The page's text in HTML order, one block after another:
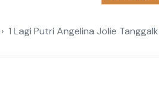
1 Lagi Putri Angelina Jolie